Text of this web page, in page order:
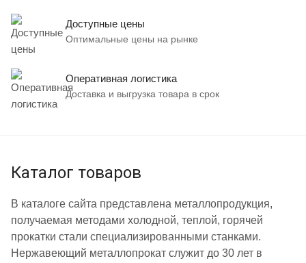
Доступные цены
Оптимальные цены на рынке
Оперативная логистика
Доставка и выгрузка товара в срок
Каталог товаров
В каталоге сайта представлена металлопродукция,
получаемая методами холодной, теплой, горячей
прокатки стали специализированными станками.
Нержавеющий металлопрокат служит до 30 лет в